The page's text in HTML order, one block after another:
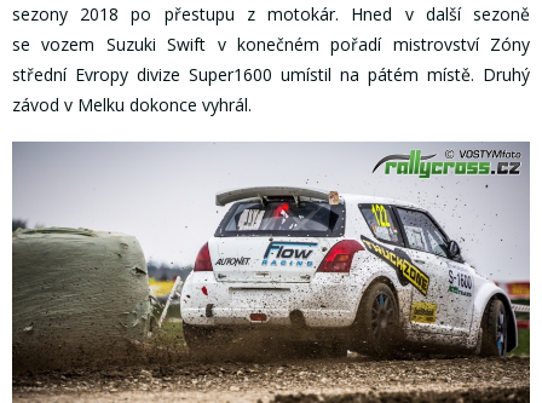
sezony 2018 po přestupu z motokár. Hned v další sezoně
se vozem Suzuki Swift v konečném pořadí mistrovství Zóny
střední Evropy divize Super1600 umístil na pátém místě. Druhý
závod v Melku dokonce vyhrál.